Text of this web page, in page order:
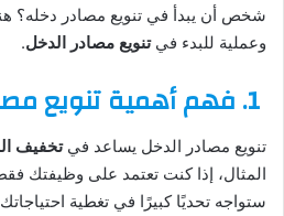
شخص أن يبدأ في تنويع مصادر دخله؟
وعملية للبدء فيتنويع مصادر الدخل.
1. فهم أهمية تنويع
تنويع مصادر الدخل يساعد فيتخفيف
المثال، إذا كنت تعتمد على وظيفتك
ستواجه تحديًا كبيرًا في تغطية